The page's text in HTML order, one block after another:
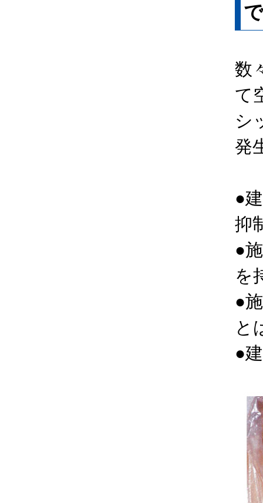
数
て
シ
発
●
抑
●
を
●
と
●